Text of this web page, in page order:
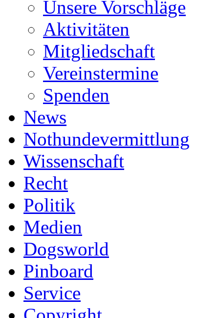
Unsere Vorschläge
Aktivitäten
Mitgliedschaft
Vereinstermine
Spenden
News
Nothundevermittlung
Wissenschaft
Recht
Politik
Medien
Dogsworld
Pinboard
Service